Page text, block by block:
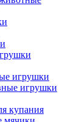
игрушки
игрушки
купания